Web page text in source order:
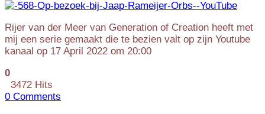
Rijer van der Meer van Generation of Creation heeft met
mij een serie gemaakt die te bezien valt op zijn Youtube
kanaal op 17 April 2022 om 20:00
0
3472 Hits
0 Comments